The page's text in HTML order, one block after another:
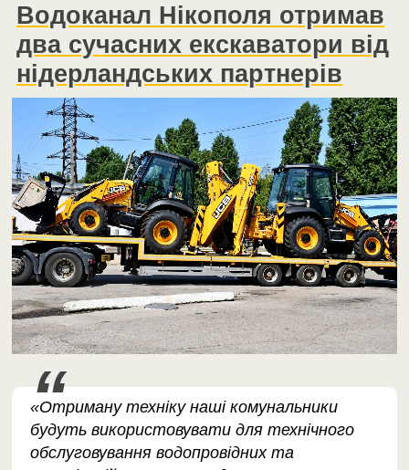
Водоканал Нікополя отримав
два сучасних екскаватори від
нідерландських партнерів
«Отриману техніку наші комунальники
будуть використовувати для технічного
обслуговування водопровідних та